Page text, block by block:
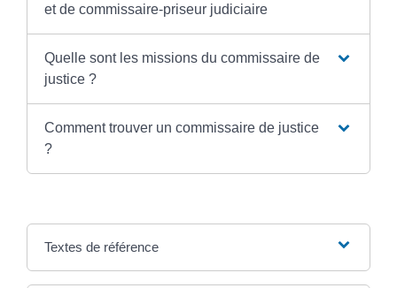
et de commissaire-priseur judiciaire
Quelle sont les missions du commissaire de
justice ?
Comment trouver un commissaire de justice
?
Textes de référence